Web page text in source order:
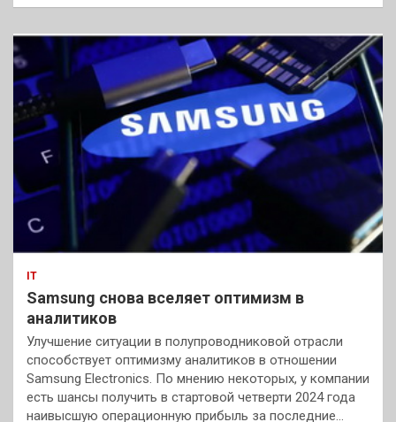
IT
Samsung снова вселяет оптимизм в
аналитиков
Улучшение ситуации в полупроводниковой отрасли
способствует оптимизму аналитиков в отношении
Samsung Electronics. По мнению некоторых, у компании
есть шансы получить в стартовой четверти 2024 года
наивысшую операционную прибыль за последние…